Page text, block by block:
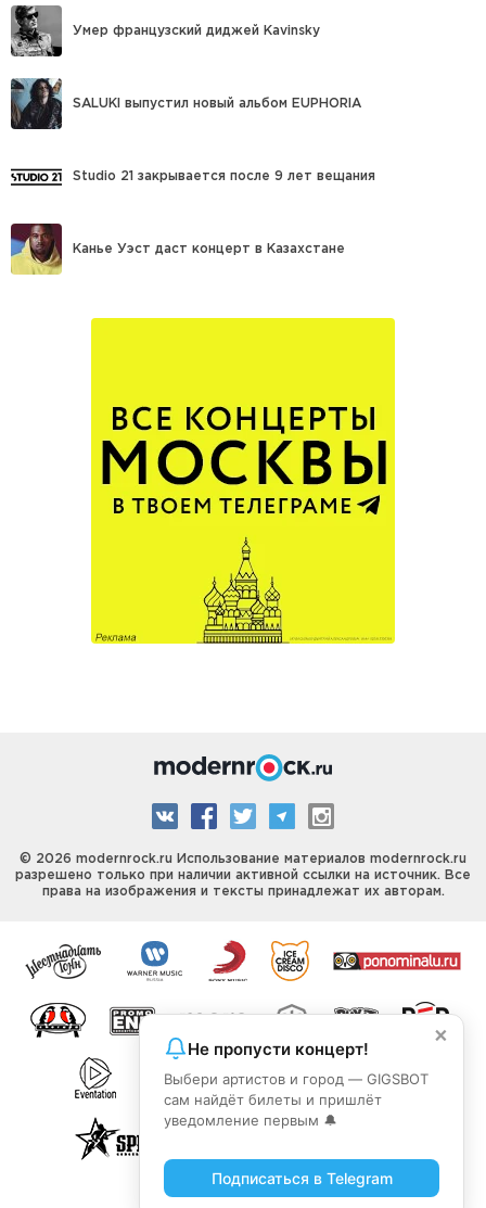
Умер французский диджей Kavinsky
SALUKI выпустил новый альбом EUPHORIA
Studio 21 закрывается после 9 лет вещания
Канье Уэст даст концерт в Казахстане
© 2026 modernrock.ru Использование материалов modernrock.ru
разрешено только при наличии активной ссылки на источник. Все
права на изображения и тексты принадлежат их авторам.
×
Не пропусти концерт!
Выбери артистов и город — GIGSBOT
сам найдёт билеты и пришлёт
уведомление первым 🔔
Подписаться в Telegram